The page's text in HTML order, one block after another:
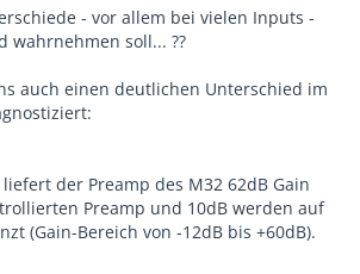
- vor allem bei vielen Inputs -
wahrnehmen soll... ??
auch einen deutlichen Unterschied im
der Preamp des M32 62dB Gain
Preamp und 10dB werden auf
(Gain-Bereich von -12dB bis +60dB).